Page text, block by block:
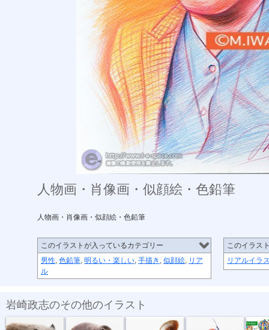
人物画・肖像画・似顔絵・色鉛筆
人物画・肖像画・似顔絵・色鉛筆
このイラストが入っているカテゴリー
男性, 色鉛筆, 明るい・楽しい, 手描き , 似顔絵, リア
ル
このイラス
リアルイラ
岩崎政志のその他のイラスト
危険生物・イ... 危険生物・クマ 危険生物・ヒ...